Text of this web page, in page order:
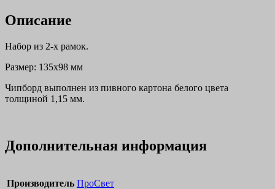
Описание
Набор из 2-х рамок.
Размер: 135х98 мм
Чипборд выполнен из пивного картона белого цвета
толщиной 1,15 мм.
Дополнительная информация
Производитель ПроСвет